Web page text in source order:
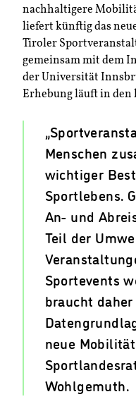
nachhaltigere
liefert künftig das
Tiroler
gemeinsam mit dem
der Universität
Erhebung läuft in den
Menschen
wichtiger
Sportlebens.
An- und
Teil der
Sportevents
braucht
neue
Wohlgemuth.